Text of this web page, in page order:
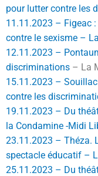
pour lutter contre les
11.11.2023 – Figeac
contre le sexisme –
12.11.2023 –
discriminations – La
15.11.2023 –
contre les
19.11.2023 – Du
la Condamine -Midi
23.11.2023 – Théza.
spectacle éducatif –
25.11.2023 – Du